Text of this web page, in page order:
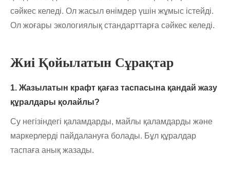
сәйкес келеді. Ол жасыл өнімдер үшін жұмыс істейді.
Ол жоғары экологиялық стандарттарға сәйкес келеді.
Жиі Қойылатын Сұрақтар
1. Жазылатын крафт қағаз таспасына қандай жазу
құралдары қолайлы?
Су негізіндегі қаламдарды, майлы қаламдарды және
маркерлерді пайдалануға болады. Бұл құралдар
таспаға анық жазады.